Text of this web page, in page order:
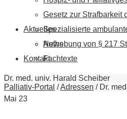
Aktuelles
News
Fachtexte
Gesetz zur Strafbarkeit
Spezialisierte
Aufhebung von § 217
Kontakt
Dr. med. univ. Harald Scheiber
Palliativ-Portal /Adressen / Dr.
Mai 23